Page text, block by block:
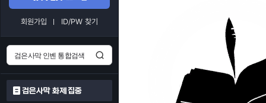
회원가입 ID/PW 찾기
검은사막 화제 집중